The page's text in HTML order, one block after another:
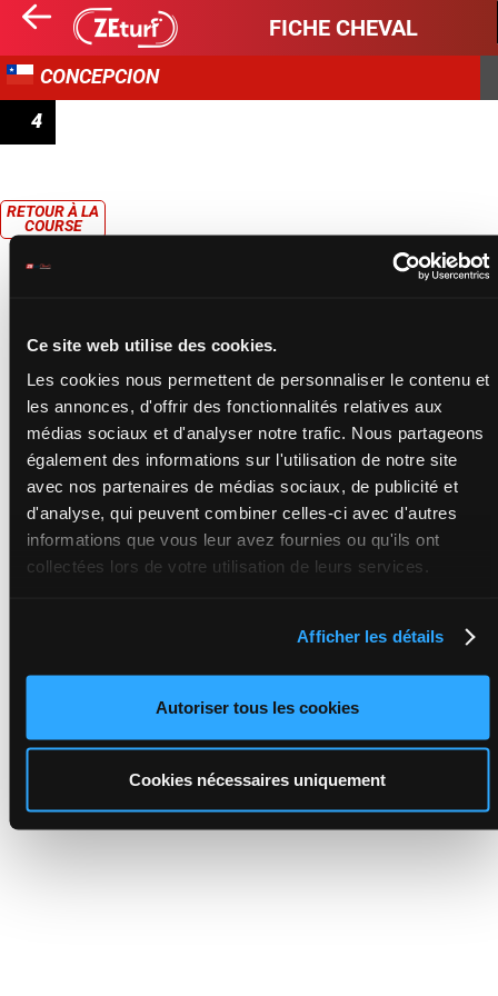
Ce site web utilise des cookies.
Les cookies nous permettent de personnaliser le contenu et
les annonces, d'offrir des fonctionnalités relatives aux
médias sociaux et d'analyser notre trafic. Nous partageons
également des informations sur l'utilisation de notre site
avec nos partenaires de médias sociaux, de publicité et
d'analyse, qui peuvent combiner celles-ci avec d'autres
informations que vous leur avez fournies ou qu'ils ont
collectées lors de votre utilisation de leurs services.
Afficher les détails
Autoriser tous les cookies
Cookies nécessaires uniquement
FICHE CHEVAL
CONCEPCION
4
RETOUR À LA
COURSE